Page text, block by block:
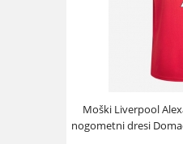
Moški Liverpool
nogometni dresi